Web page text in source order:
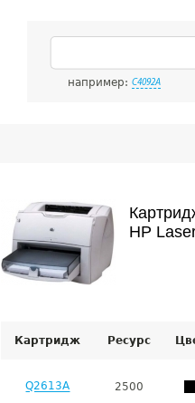
например: C4092A
HP
Картридж Ресурс
Q2613A 2500